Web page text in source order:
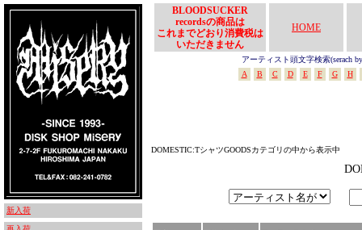
新入荷
BLOODSUCKER
recordsの商品は
これまでどおり消費税は
いただきません
HOME
アーティスト頭文字検索(serach
A
B C D E F G H
DOMESTIC:TシャツGOODSカテゴリの中から表示中